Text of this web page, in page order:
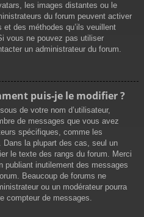
les images distantes ou le
du forum peuvent activer
des méthodes qu’ils veuillent
vous ne pouvez pas utiliser
un administrateur du forum.
puis-je le modifier ?
de votre nom d’utilisateur,
de messages que vous avez
spécifiques, comme les
la plupart des cas, seul un
le texte des rangs du forum. Merci
publiant inutilement des messages
Beaucoup de forums ne
ou un modérateur pourra
compteur de messages.